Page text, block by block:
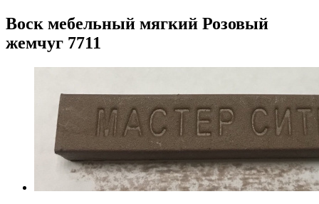
Воск мебельный мягкий Розовый
жемчуг 7711